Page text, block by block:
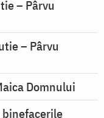
– Pârvu
– Pârvu
Domnului